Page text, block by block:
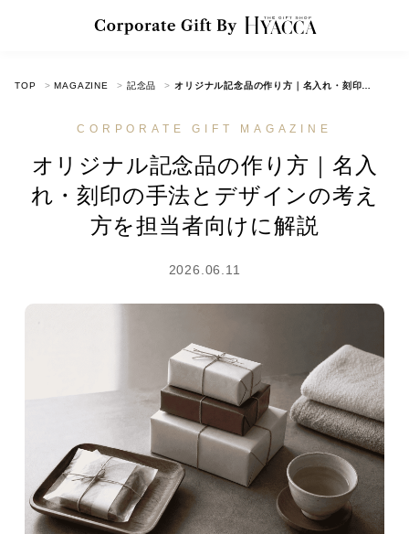
TOP MAGAZINE 記念品
CORPORATE GIFT MAGAZINE
オリジナル記念品の作り方｜名入
れ・刻印の手法とデザインの考え
方を担当者向けに解説
2026.06.11